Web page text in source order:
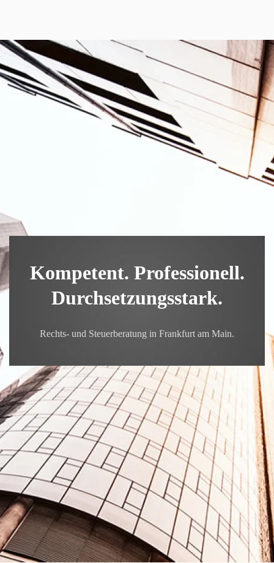
Kompetent. Professionell.
Durchsetzungsstark.
Rechts- und Steuerberatung in Frankfurt am Main.